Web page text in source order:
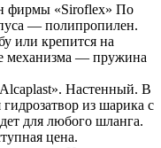
фирмы «Siroflex» По
— полипропилен.
или крепится на
механизма — пружина
Настенный. В
из шарика с
для любого шланга.
цена.